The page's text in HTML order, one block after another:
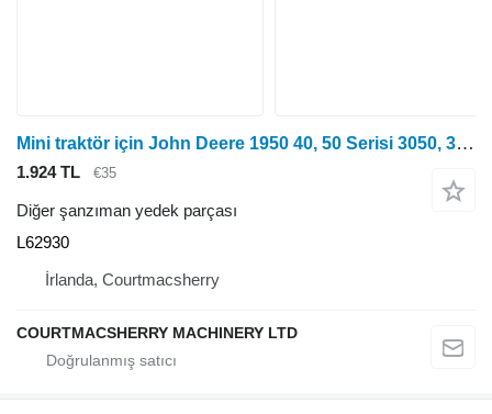
Mini traktör için John Deere 1950 40, 50 Serisi 3050, 3350, 3650 Şanzıman Kontrol Kolu L6 L62930
1.924 TL €35
Diğer şanzıman yedek parçası
L62930
İrlanda, Courtmacsherry
COURTMACSHERRY MACHINERY LTD